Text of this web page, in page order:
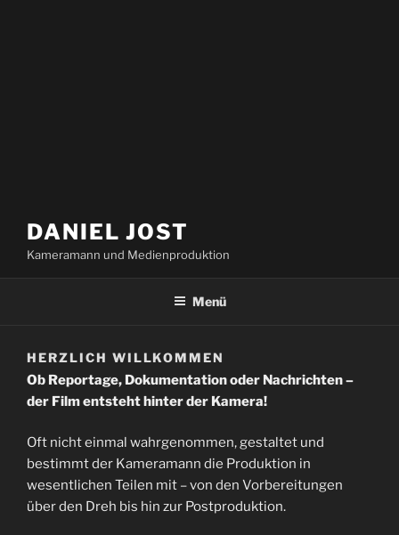
DANIEL JOST
Kameramann und Medienproduktion
Menü
HERZLICH WILLKOMMEN
Ob Reportage, Dokumentation oder Nachrichten –
der Film entsteht hinter der Kamera!
Oft nicht einmal wahrgenommen, gestaltet und
bestimmt der Kameramann die Produktion in
wesentlichen Teilen mit – von den Vorbereitungen
über den Dreh bis hin zur Postproduktion.